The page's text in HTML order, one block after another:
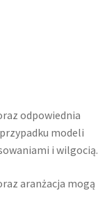
odpowiednia
modeli
i wilgocią.
aranżacja mogą